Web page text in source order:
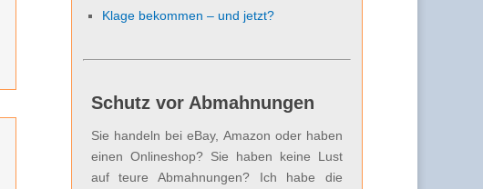
Klage bekommen – und jetzt?
Schutz vor Abmahnungen
Sie handeln bei eBay, Amazon oder haben
einen Onlineshop? Sie haben keine Lust
auf teure Abmahnungen? Ich habe die